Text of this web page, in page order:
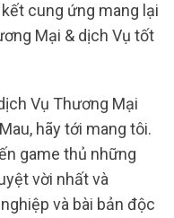
cung ứng mang lại
Mại & dịch Vụ tốt
Vụ Thương Mại
hãy tới mang tôi.
game thủ những
vời nhất và
và bài bản độc